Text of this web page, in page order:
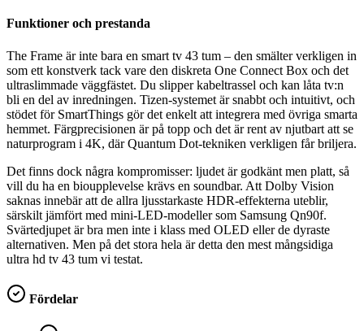
Funktioner och prestanda
The Frame är inte bara en smart tv 43 tum – den smälter verkligen in
som ett konstverk tack vare den diskreta One Connect Box och det
ultraslimmade väggfästet. Du slipper kabeltrassel och kan låta tv:n
bli en del av inredningen. Tizen-systemet är snabbt och intuitivt, och
stödet för SmartThings gör det enkelt att integrera med övriga smarta
hemmet. Färgprecisionen är på topp och det är rent av njutbart att se
naturprogram i 4K, där Quantum Dot-tekniken verkligen får briljera.
Det finns dock några kompromisser: ljudet är godkänt men platt, så
vill du ha en bioupplevelse krävs en soundbar. Att Dolby Vision
saknas innebär att de allra ljusstarkaste HDR-effekterna uteblir,
särskilt jämfört med mini-LED-modeller som Samsung Qn90f.
Svärtedjupet är bra men inte i klass med OLED eller de dyraste
alternativen. Men på det stora hela är detta den mest mångsidiga
ultra hd tv 43 tum vi testat.
Fördelar